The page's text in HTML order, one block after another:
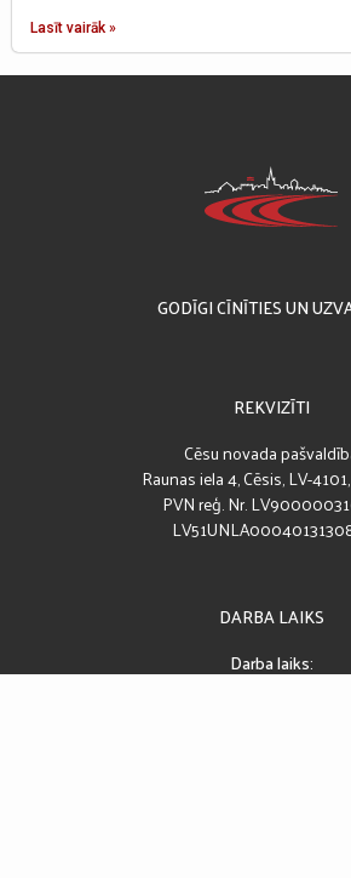
Lasīt vairāk »
GODĪGI CĪNĪTIES UN
REKVIZĪTI
Cēsu novada
Raunas iela 4, Cēsis, LV-
PVN reģ. Nr.
DARBA LAIKS
Darba laiks: